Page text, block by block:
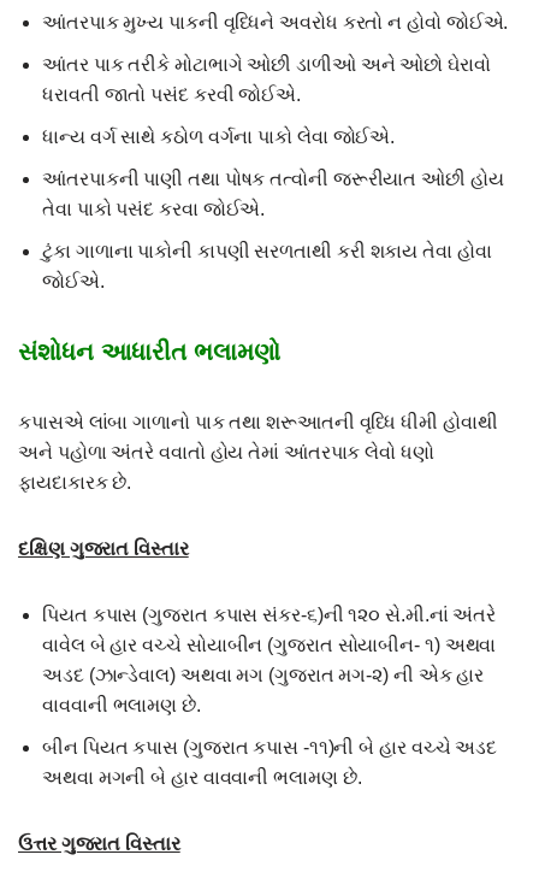
આંતરપાક મુખ્ય પાકની વૃધ્ધિને અવરોધ કરતો ન હોવો જોઈએ.
આંતર પાક તરીકે મોટાભાગે ઓછી ડાળીઓ અને ઓછો ઘેરાવો
ધરાવતી જાતો પસંદ કરવી જોઈએ.
ધાન્ય વર્ગ સાથે કઠોળ વર્ગના પાકો લેવા જોઈએ.
આંતરપાકની પાણી તથા પોષક તત્વોની જરૂરીયાત ઓછી હોય
તેવા પાકો પસંદ કરવા જોઈએ.
ટુંકા ગાળાના પાકોની કાપણી સરળતાથી કરી શકાય તેવા હોવા
જોઈએ.
સંશોધન આધારીત ભલામણો
કપાસએ લાંબા ગાળાનો પાક તથા શરૂઆતની વૃધ્ધિ ધીમી હોવાથી
અને પહોળા અંતરે વવાતો હોય તેમાં આંતરપાક લેવો ધણો
ફાયદાકારક છે.
દક્ષિણ ગુજરાત વિસ્તાર
પિયત કપાસ (ગુજરાત કપાસ સંકર-૬)ની ૧૨૦ સે.મી.નાં અંતરે
વાવેલ બે હાર વચ્ચે સોયાબીન (ગુજરાત સોયાબીન- ૧) અથવા
અડદ (ઝાન્ડેવાલ) અથવા મગ (ગુજરાત મગ-૨) ની એક હાર
વાવવાની ભલામણ છે.
બીન પિયત કપાસ (ગુજરાત કપાસ -૧૧)ની બે હાર વચ્ચે અડદ
અથવા મગની બે હાર વાવવાની ભલામણ છે.
ઉત્તર ગુજરાત વિસ્તાર